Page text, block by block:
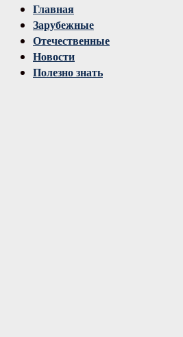
Главная
Зарубежные
Отечественные
Новости
Полезно знать